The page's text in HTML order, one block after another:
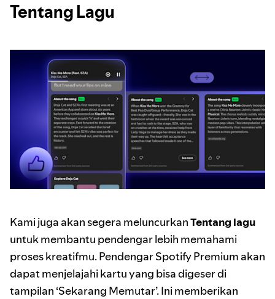
Tentang Lagu
Kami juga akan segera meluncurkanTentang lagu
untuk membantu pendengar lebih memahami
proses kreatifmu. Pendengar Spotify Premium akan
dapat menjelajahi kartu yang bisa digeser di
tampilan ‘Sekarang Memutar’. Ini memberikan